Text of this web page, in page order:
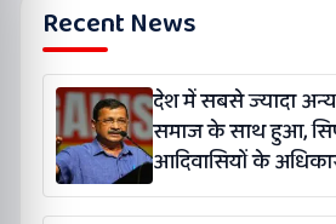
Recent News
देश में सबसे ज्यादा
समाज के साथ हुआ,
आदिवासियों के
केजरीवाल